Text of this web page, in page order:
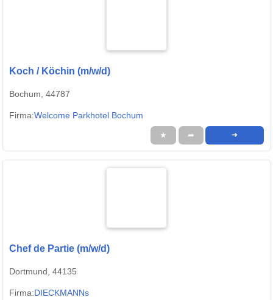
Koch / Köchin (m/w/d)
Bochum, 44787
Firma:Welcome Parkhotel Bochum
★ ➦ ➜
Chef de Partie (m/w/d)
Dortmund, 44135
Firma:DIECKMANNs